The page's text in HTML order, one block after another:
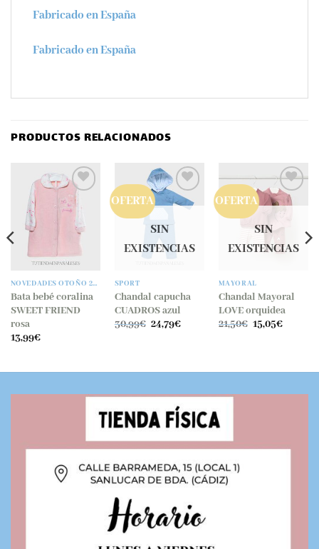
Fabricado en España
Fabricado en España
PRODUCTOS RELACIONADOS
NOVEDADES OTOÑO 26/27
Bata bebé coralina
SWEET FRIEND
rosa
13,99€
OFERTA
SIN
EXISTENCIAS
SPORT
Chandal capucha
CUADROS azul
30,99€ El
24,79€El
OFERTA
SIN
EXISTENCIAS
MAYORAL
Chandal Mayoral
LOVE orquidea
21,50€ El
15,05€El